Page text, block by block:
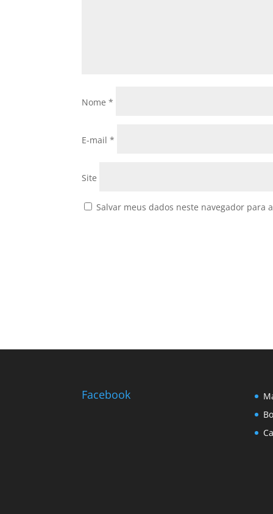
Nome*
E-mail*
Site
Salvar meus dados neste navegador para
Facebook